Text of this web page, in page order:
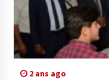
2 ans ago